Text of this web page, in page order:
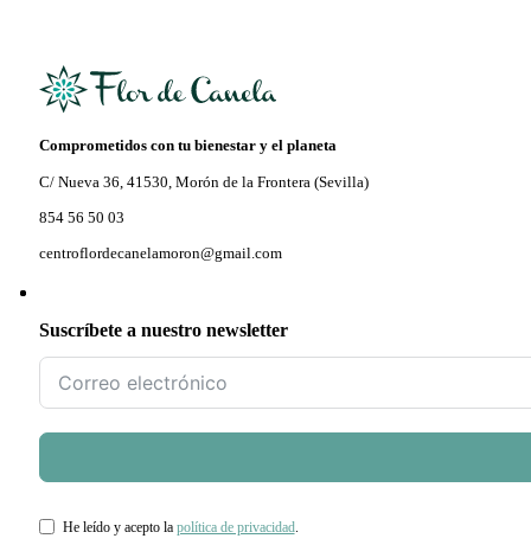
Comprometidos con tu bienestar y el planeta
C/ Nueva 36, 41530, Morón de la Frontera (Sevilla)
854 56 50 03
centroflordecanelamoron@gmail.com
Suscríbete a nuestro newsletter
He leído y acepto la política de privacidad.